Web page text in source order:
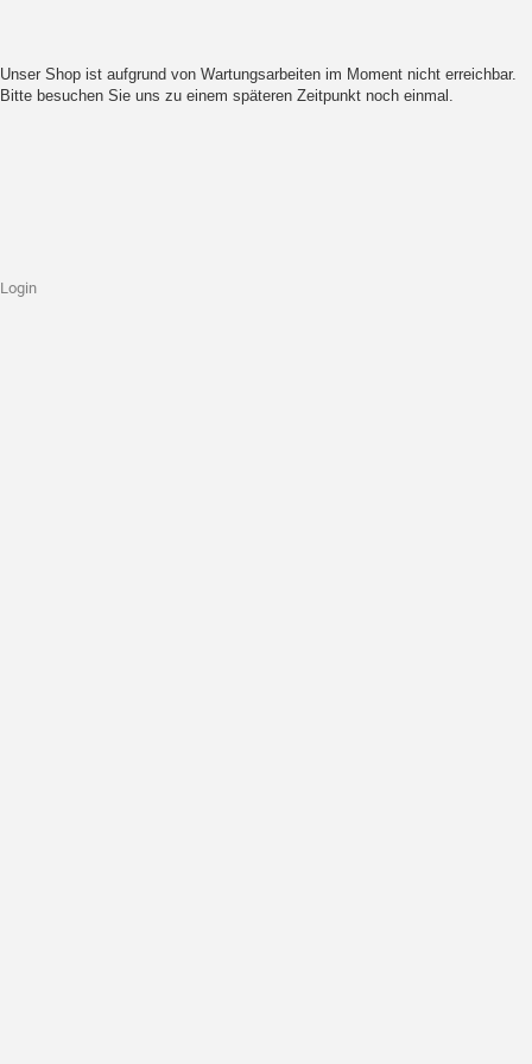
Unser Shop ist aufgrund von Wartungsarbeiten im Moment nicht erreichbar.
Bitte besuchen Sie uns zu einem späteren Zeitpunkt noch einmal.
Login